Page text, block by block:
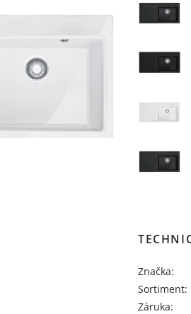
Značka:
Sortiment:
Záruka: